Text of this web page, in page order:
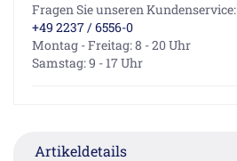
Fragen Sie unseren Kundenservice:
+49 2237 / 6556-0
Montag - Freitag: 8 - 20 Uhr
Samstag: 9 - 17 Uhr
Artikeldetails